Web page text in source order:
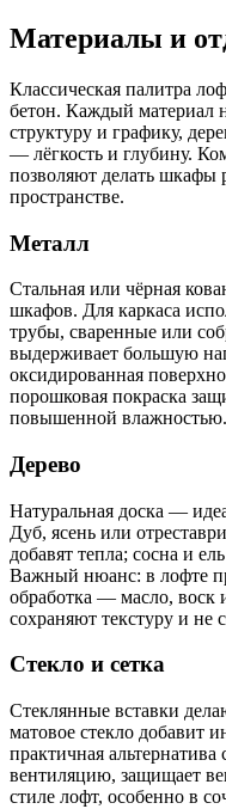
Материалы и
Классическая палитра
бетон. Каждый материал
структуру и графику,
— лёгкость и глубину.
позволяют делать шкафы
пространстве.
Металл
Стальная или чёрная
шкафов. Для каркаса
трубы, сваренные или
выдерживает большую
оксидированная
порошковая покраска
повышенной влажностью.
Дерево
Натуральная доска —
Дуб, ясень или
добавят тепла; сосна и
Важный нюанс: в лофте
обработка — масло, воск
сохраняют текстуру и не
Стекло и сетка
Стеклянные вставки
матовое стекло добавит
практичная альтернатива
вентиляцию, защищает
стиле лофт, особенно в